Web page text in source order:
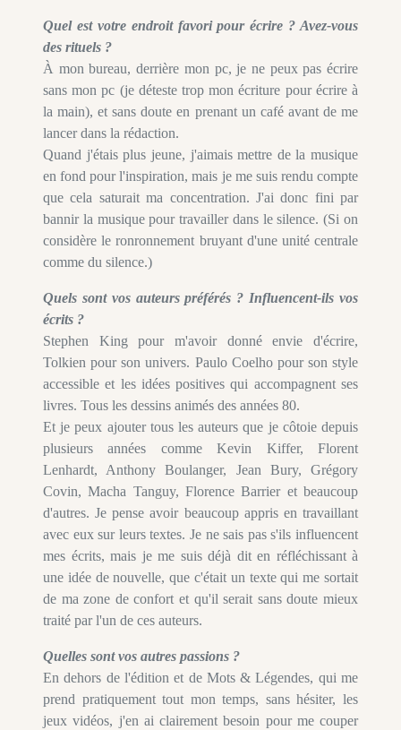
Quel est votre endroit favori pour écrire ? Avez-vous
des rituels ?
À mon bureau, derrière mon pc, je ne peux pas écrire
sans mon pc (je déteste trop mon écriture pour écrire à
la main), et sans doute en prenant un café avant de me
lancer dans la rédaction.
Quand j'étais plus jeune, j'aimais mettre de la musique
en fond pour l'inspiration, mais je me suis rendu compte
que cela saturait ma concentration. J'ai donc fini par
bannir la musique pour travailler dans le silence. (Si on
considère le ronronnement bruyant d'une unité centrale
comme du silence.)
Quels sont vos auteurs préférés ? Influencent-ils vos
écrits ?
Stephen King pour m'avoir donné envie d'écrire,
Tolkien pour son univers. Paulo Coelho pour son style
accessible et les idées positives qui accompagnent ses
livres. Tous les dessins animés des années 80.
Et je peux ajouter tous les auteurs que je côtoie depuis
plusieurs années comme Kevin Kiffer, Florent
Lenhardt, Anthony Boulanger, Jean Bury, Grégory
Covin, Macha Tanguy, Florence Barrier et beaucoup
d'autres. Je pense avoir beaucoup appris en travaillant
avec eux sur leurs textes. Je ne sais pas s'ils influencent
mes écrits, mais je me suis déjà dit en réfléchissant à
une idée de nouvelle, que c'était un texte qui me sortait
de ma zone de confort et qu'il serait sans doute mieux
traité par l'un de ces auteurs.
Quelles sont vos autres passions ?
En dehors de l'édition et de Mots & Légendes, qui me
prend pratiquement tout mon temps, sans hésiter, les
jeux vidéos, j'en ai clairement besoin pour me couper